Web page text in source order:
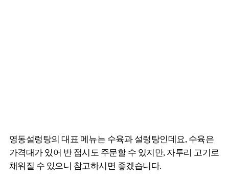
영동설렁탕의 대표 메뉴는 수육과 설렁탕인데요, 수육은
가격대가 있어 반 접시도 주문할 수 있지만, 자투리 고기로
채워질 수 있으니 참고하시면 좋겠습니다.